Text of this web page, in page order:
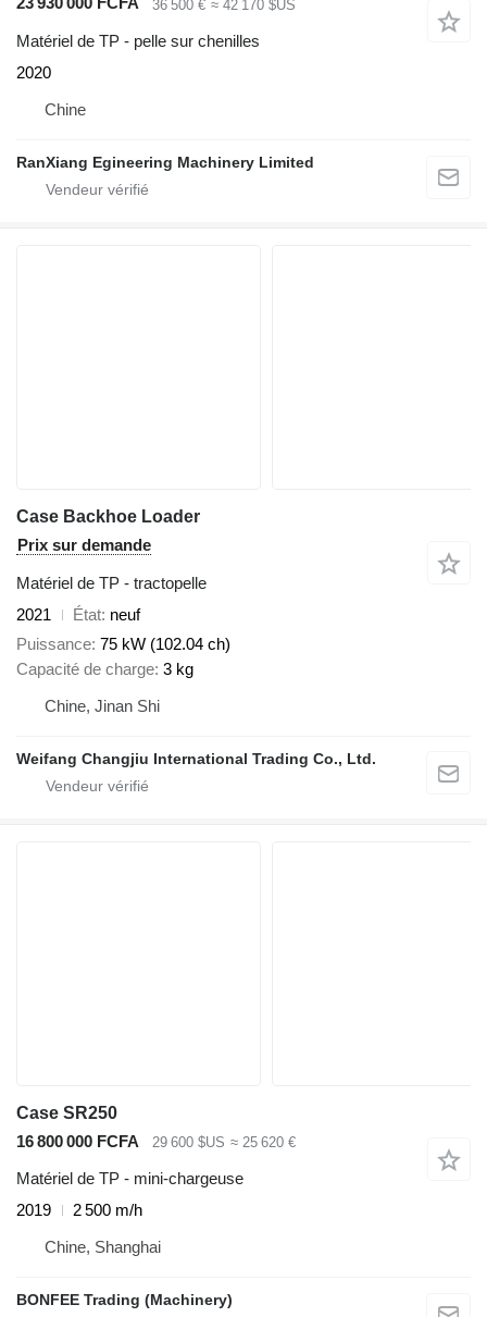
36 500 € ≈ 42 170 $US
Matériel de TP - pelle sur chenilles
2020
Chine
RanXiang Egineering Machinery Limited
Case Backhoe Loader
Prix sur demande
Matériel de TP - tractopelle
2021
État neuf
Puissance 75 kW (102.04 ch)
Capacité de charge 3 kg
Chine, Jinan Shi
Weifang Changjiu International Trading Co., Ltd.
Case SR250
16 800 000 FCFA
29 600 $US ≈ 25 620 €
Matériel de TP - mini-chargeuse
2019
2 500 m/h
Chine, Shanghai
BONFEE Trading (Machinery)